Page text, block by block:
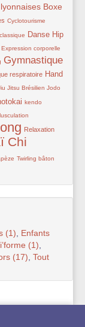
Boxe
Cyclotourisme
Danse Hip
Expression corporelle
Gymnastique
respiratoire Hand
Jitsu Brésilien Jodo
kendo
Relaxation
Chi
Twirling bâton
(1)
Enfants
(1)
(17) Tout